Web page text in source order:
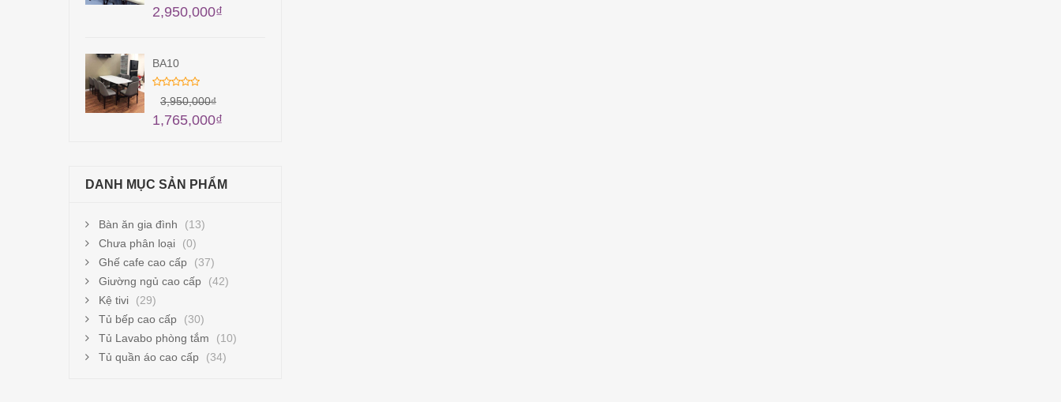
2,950,000₫
BA10
3,950,000₫
1,765,000₫
DANH MỤC SẢN PHẨM
Bàn ăn gia đình
(13)
Chưa phân loại
(0)
Ghế cafe cao cấp
(37)
Giường ngủ cao cấp
(42)
Kệ tivi
(29)
Tủ bếp cao cấp
(30)
Tủ Lavabo phòng tắm
(10)
Tủ quần áo cao cấp
(34)